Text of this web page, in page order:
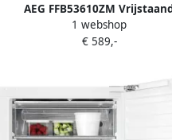
AEG FFB53610ZM
vaatwasser 13 couverts
1 webshop
€ 589,-